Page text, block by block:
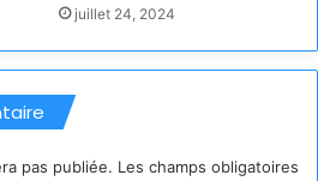
juillet 24, 2024
pas publiée. Les champs obligatoires